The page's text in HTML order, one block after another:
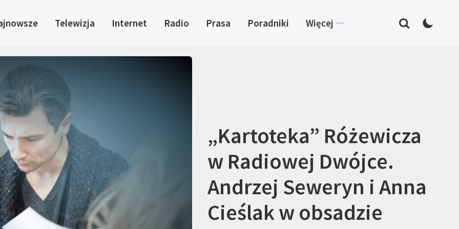
Telewizja Internet Radio Prasa Poradniki Więcej
„Kartoteka” Różewicza
w Radiowej Dwójce.
Andrzej Seweryn i Anna
Cieślak w obsadzie